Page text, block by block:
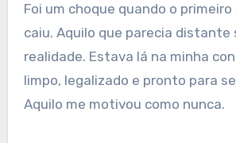
Foi um choque quando o
caiu. Aquilo que parecia distante
realidade. Estava lá na minha
limpo, legalizado e pronto para
Aquilo me motivou como nunca.